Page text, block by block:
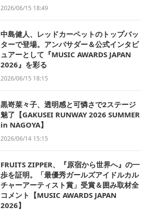
2026/06/15 18:49
中島健人、レッドカーペットのトップバッ
ターで登場。アンバサダー＆公式インタビ
ュアーとして『MUSIC AWARDS JAPAN
2026』を彩る
2026/06/15 18:15
黒嵜菜々子、透明感と可憐さで2ステージ
魅了【GAKUSEI RUNWAY 2026 SUMMER
in NAGOYA】
2026/06/14 15:15
FRUITS ZIPPER、『原宿から世界へ』の一
歩を証明。「最優秀ガールズアイドルカル
チャーアーティスト賞」受賞＆囲み取材全
コメント【MUSIC AWARDS JAPAN
2026】